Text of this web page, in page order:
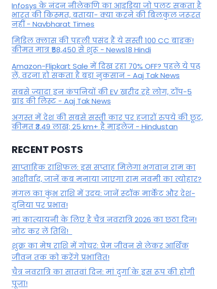
Infosys के नंदन नीलेकणि का आइडिया जो पलट सकता है
भारत की किस्मत, बताया- क्या करने की बिलकुल जरूरत
नहीं - Navbharat Times
मिडिल क्लास की पहली पसंद हैं ये सस्ती 100 CC बाइक!
कीमत मात्र ₹58,450 से शुरू - News18 Hindi
Amazon-Flipkart Sale में दिख रहा 70% OFF? पहले ये पढ़
लें, वरना हो सकता है बड़ा नुकसान - Aaj Tak News
सबसे ज्यादा इन कंपनियों की EV खरीद रहे लोग, टॉप-5
ब्रांड की लिस्ट - Aaj Tak News
अगस्त में देश की सबसे सस्ती कार पर हजारों रुपये की छूट,
कीमत ₹3.49 लाख; 25 km+ है माइलेज - Hindustan
RECENT POSTS
साप्ताहिक राशिफल: इस सप्ताह मिलेगा भगवान राम का
आशीर्वाद, जानें कब मनाया जाएगा राम नवमी का त्योहार?
मंगल का कुंभ राशि में उदय: जानें स्‍टॉक मार्केट और देश-
दुनिया पर प्रभाव!
मां कात्‍यायनी के लिए है चैत्र नवरात्रि 2026 का छठा दिन!
नोट कर लें तिथि!
शुक्र का मेष राशि में गोचर: प्रेम जीवन से लेकर आर्थिक
जीवन तक को करेंगे प्रभावित!
चैत्र नवरात्रि का सातवां दिन: मां दुर्गा के इस रूप की होगी
पूजा!